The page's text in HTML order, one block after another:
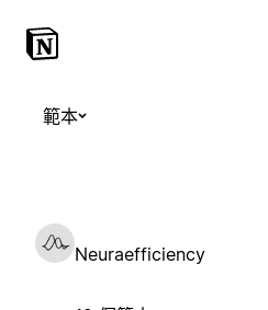
範本
Neuraefficiency